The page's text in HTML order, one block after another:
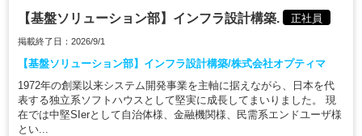
【基盤ソリューション部】インフラ設計構築. 正社員
掲載終了日：2026/9/1
【基盤ソリューション部】インフラ設計構築/株式会社オプティマ
1972年の創業以来システム開発事業を主軸に据えながら、日本を代
表する独立系ソフトハウスとして堅実に成長してまいりました。 現
在では中堅SIerとして自治体様、金融機関様、民需系エンドユーザ様
とい...